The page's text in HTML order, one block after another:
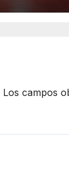
Los campos